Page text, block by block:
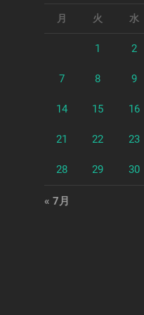
月 火 水
1 2
7 8 9
14 15 16
21 22 23
28 29 30
« 7月